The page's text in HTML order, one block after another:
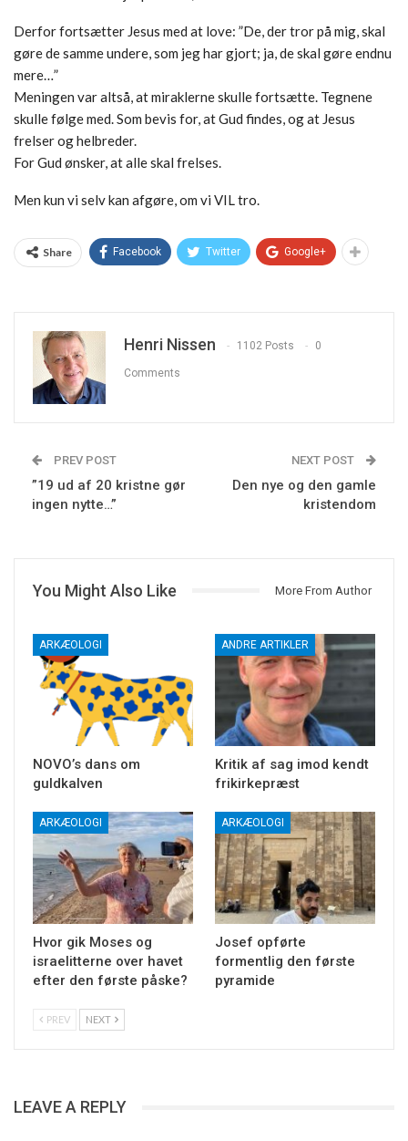
Derfor fortsætter Jesus med at love: ”De, der tror på mig, skal
gøre de samme undere, som jeg har gjort; ja, de skal gøre endnu
mere…”
Meningen var altså, at miraklerne skulle fortsætte. Tegnene
skulle følge med. Som bevis for, at Gud findes, og at Jesus
frelser og helbreder.
For Gud ønsker, at alle skal frelses.
Men kun vi selv kan afgøre, om vi VIL tro.
Share Facebook Twitter Google+
Henri Nissen 1102 Posts 0
Comments
PREV POST
”19 ud af 20 kristne gør
ingen nytte…”
NEXT POST
Den nye og den gamle
kristendom
You Might Also Like More From Author
ARKÆOLOGI
NOVO’s dans om
guldkalven
ANDRE ARTIKLER
Kritik af sag imod kendt
frikirkepræst
ARKÆOLOGI
Hvor gik Moses og
israelitterne over havet
efter den første påske?
ARKÆOLOGI
Josef opførte
formentlig den første
pyramide
PREV NEXT
LEAVE A REPLY